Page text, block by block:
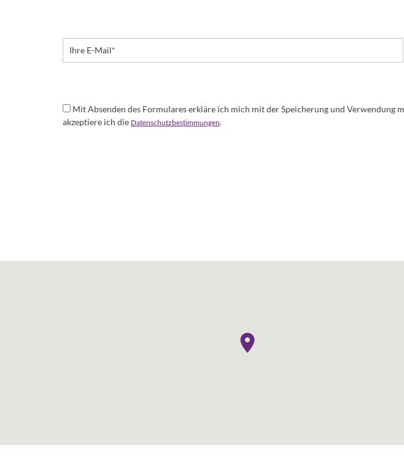
Mit Absenden des Formulares erkläre ich mich mit der Speicherung und Verwendung
akzeptiere ich die Datenschutzbestimmungen.